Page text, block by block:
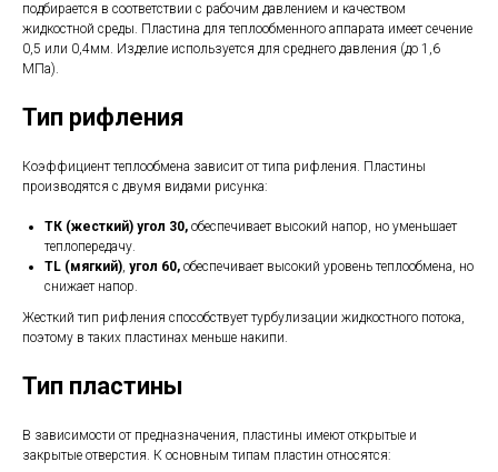
подбирается в соответствии с рабочим давлением и качеством
жидкостной среды. Пластина для теплообменного аппарата имеет сечение
0,5 или 0,4мм. Изделие используется для среднего давления (до 1,6
МПа).
Тип рифления
Коэффициент теплообмена зависит от типа рифления. Пластины
производятся с двумя видами рисунка:
ТК (жесткий) угол 30, обеспечивает высокий напор, но уменьшает
теплопередачу.
TL (мягкий), угол 60, обеспечивает высокий уровень теплообмена, но
снижает напор.
Жесткий тип рифления способствует турбулизации жидкостного потока,
поэтому в таких пластинах меньше накипи.
Тип пластины
В зависимости от предназначения, пластины имеют открытые и
закрытые отверстия. К основным типам пластин относятся: